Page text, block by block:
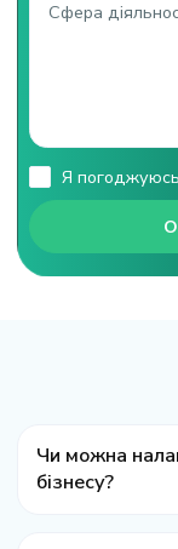
Я
Чи можна
бізнесу?